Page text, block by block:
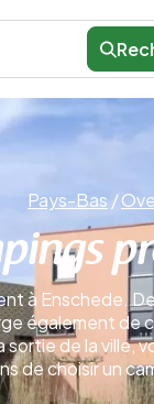
Pays-Bas /
à Enschede.
également
de la
de choisir un